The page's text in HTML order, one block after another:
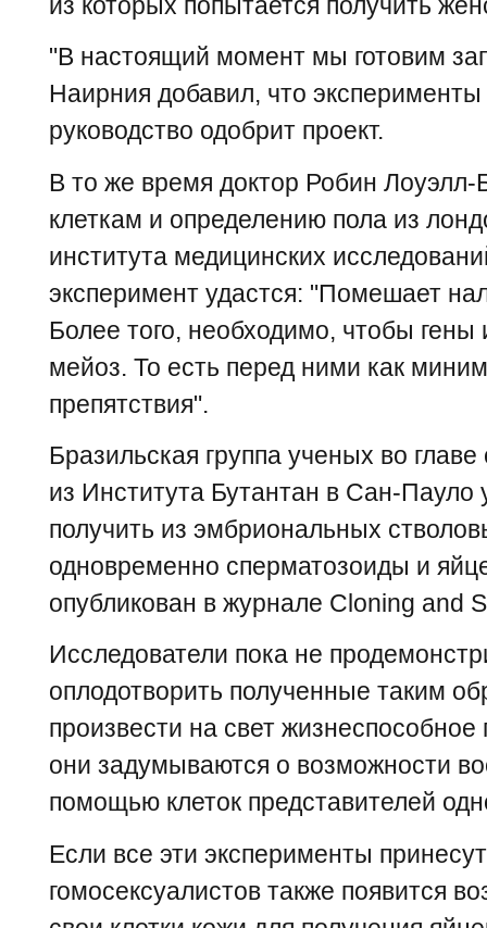
"В настоящий момент мы готовим
Наирния добавил, что
руководство одобрит проект.
В то же время доктор Робин Лоуэлл-
клеткам и определению пола из
института медицинских
эксперимент удастся: "Помешает
Более того, необходимо, чтобы
мейоз. То есть перед ними как
препятствия".
Бразильская группа ученых во
из Института Бутантан в Сан-Пауло
получить из эмбриональных
одновременно сперматозоиды и
опубликован в журнале Cloning and
Исследователи пока не
оплодотворить полученные таким
произвести на свет
они задумываются о возможности
помощью клеток представителей
Если все эти эксперименты
гомосексуалистов также появится